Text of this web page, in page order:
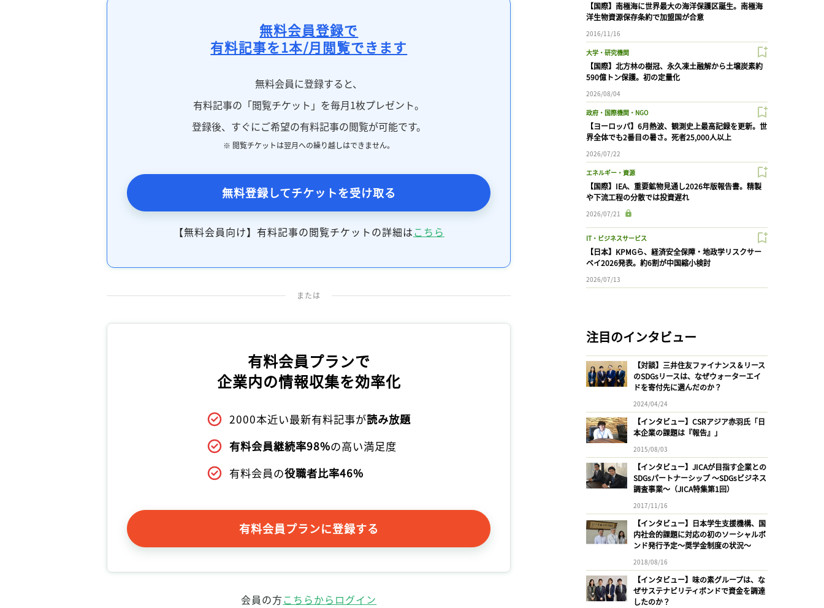
無料会員登録で
有料記事を1本/月閲覧できます
無料会員に登録すると、
有料記事の「閲覧チケット」を毎月1枚プレゼント。
登録後、すぐにご希望の有料記事の閲覧が可能です。
※ 閲覧チケットは翌月への繰り越しはできません。
無料登録してチケットを受け取る
【無料会員向け】有料記事の閲覧チケットの詳細はこちら
または
有料会員プランで
企業内の情報収集を効率化
2000本近い最新有料記事が読み放題
有料会員継続率98%の高い満足度
有料会員の役職者比率46%
有料会員プランに登録する
会員の方こちらからログイン
【国際】南極海に世界最大の海洋保護区誕生。南極海
洋生物資源保存条約で加盟国が合意
2016/11/16
大学・研究機関
【国際】北方林の樹冠、永久凍土融解から土壌炭素約
590億トン保護。初の定量化
2026/08/04
政府・国際機関・NGO
【ヨーロッパ】6月熱波、観測史上最高記録を更新。世
界全体でも2番目の暑さ。死者25,000人以上
2026/07/22
エネルギー・資源
【国際】IEA、重要鉱物見通し2026年版報告書。精製
や下流工程の分散では投資遅れ
2026/07/21
IT・ビジネスサービス
【日本】KPMGら、経済安全保障・地政学リスクサー
ベイ2026発表。約6割が中国縮小検討
2026/07/13
注目のインタビュー
【対談】三井住友ファイナンス＆リース
のSDGsリースは、なぜウォーターエイ
ドを寄付先に選んだのか？
2024/04/24
【インタビュー】CSRアジア赤羽氏「日
本企業の課題は『報告』」
2015/08/03
【インタビュー】JICAが目指す企業との
SDGsパートナーシップ 〜SDGsビジネス
調査事業〜（JICA特集第1回）
2017/11/16
【インタビュー】日本学生支援機構、国
内社会的課題に対応の初のソーシャルボ
ンド発行予定〜奨学金制度の状況〜
2018/08/16
【インタビュー】味の素グループは、な
ぜサステナビリティボンドで資金を調達
したのか？
ログインが必要です
ログイン